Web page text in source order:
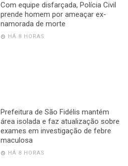
Com equipe disfarçada, Polícia Civil
prende homem por ameaçar ex-
namorada de morte
HÁ 8 HORAS
Prefeitura de São Fidélis mantém
área isolada e faz atualização sobre
exames em investigação de febre
maculosa
HÁ 8 HORAS